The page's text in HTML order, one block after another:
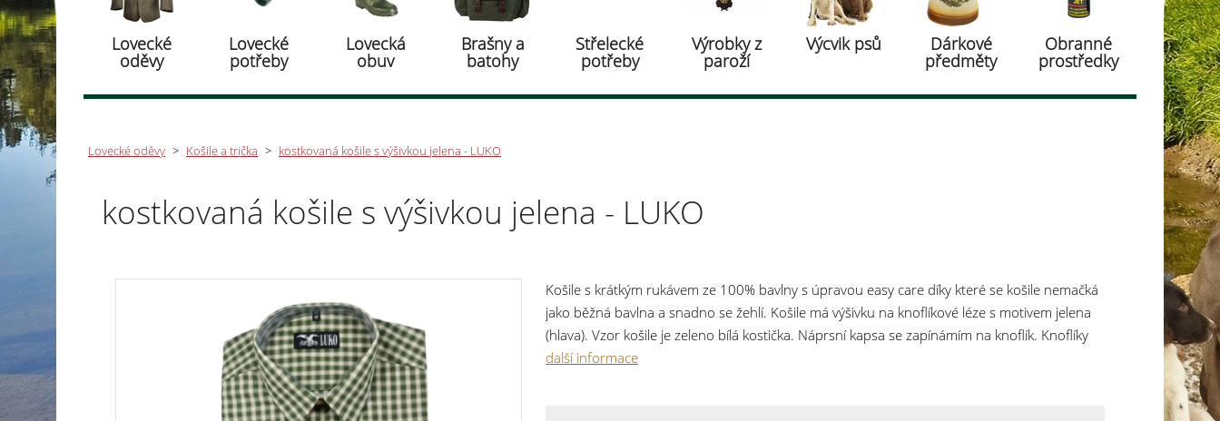
Lovecké
oděvy
Lovecké
potřeby
Lovecká
obuv
Brašny a
batohy
Střelecké
potřeby
Výrobky z
paroží
Výcvik psů Dárkové
předměty
Obranné
prostředky
Lovecké oděvy > Košile a trička > kostkovaná košile s výšivkou jelena - LUKO
kostkovaná košile s výšivkou jelena - LUKO
Košile s krátkým rukávem ze 100% bavlny s úpravou easy care díky které se košile nemačká
jako běžná bavlna a snadno se žehlí. Košile má výšivku na knoflíkové léze s motivem jelena
(hlava). Vzor košile je zeleno bílá kostička. Náprsní kapsa se zapínámím na knoflík. Knoflíky
jsou z iminace parohu. materiál: 100% bavlna
další informace